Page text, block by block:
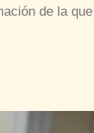
de la que